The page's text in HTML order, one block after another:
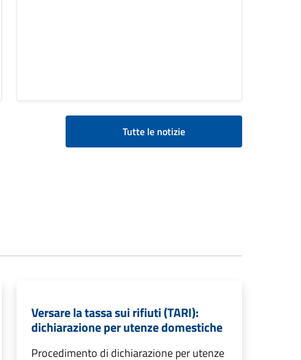
Tutte le notizie
Versare la tassa sui rifiuti (TARI):
dichiarazione per utenze domestiche
Procedimento di dichiarazione per utenze